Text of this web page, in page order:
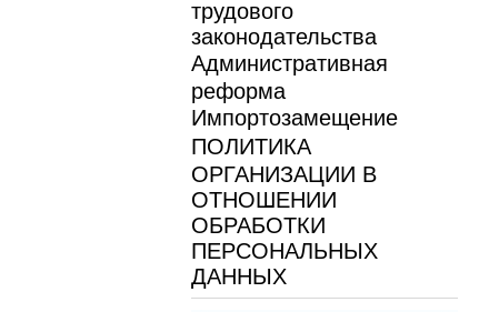
трудового
законодательства
Административная
реформа
Импортозамещение
ПОЛИТИКА
ОРГАНИЗАЦИИ В
ОТНОШЕНИИ
ОБРАБОТКИ
ПЕРСОНАЛЬНЫХ
ДАННЫХ